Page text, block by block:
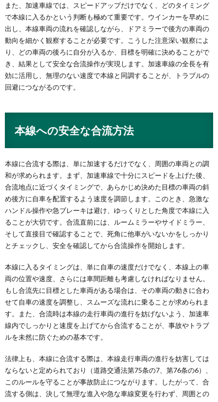
また、加速車線では、スピードアップだけでなく、どのタイミング
で本線に入るかという判断も極めて重要です。ウインカーを早めに
出し、本線車両の流れを確認しながら、ドアミラーで後方の車両の
動向を細かく観察することが必要です。こうした注意深い観察によ
り、どの車両の後ろに自分が入るか、目標を明確に決めることがで
き、結果として安全な合流操作が実現します。加速車線の全長を有
効に活用し、無理のない速度で本線と同調することが、トラブルの
回避につながるのです。
本線への安全な合流方法
本線に合流する際は、単に加速するだけでなく、周囲の車両との調
和が求められます。まず、加速車線で十分にスピードを上げた後、
合流地点に近づくタイミングで、あらかじめ決めた目標の車両の斜
め後方に自車を配置するよう速度を調節します。このとき、急激な
ハンドル操作や急ブレーキは避け、ゆっくりとした角度で本線に入
ることが大切です。合流直前には、ルームミラーやサイドミラー、
そして直接目で確認することで、死角に他車がいないかをしっかり
とチェックし、安全を確認してから合流操作を開始します。
本線に入るタイミングは、単に自車の速度だけでなく、本線上の車
両の位置や速度、さらには車間距離も考慮しなければなりません。
もし合流先に目標とした車両がある場合は、その車両の動きに合わ
せて自車の速度を調整し、スムーズな流れに乗ることが求められま
す。また、合流時は本線の走行車両の進行を妨げないよう、加速車
線内でしっかりと速度を上げてから合流することが、事故やトラブ
ルを未然に防ぐための基本です。
法律上も、本線に合流する際は、本線走行車両の進行を妨害しては
ならないと定められており（道路交通法第75条の7、第76条の6）、
このルールを守ることが事故防止につながります。したがって、合
流する側は、決して無理な進入や急な車線変更を行わず、周囲との